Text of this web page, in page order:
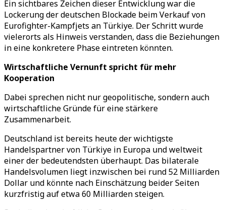
Ein sichtbares Zeichen dieser Entwicklung war die
Lockerung der deutschen Blockade beim Verkauf von
Eurofighter-Kampfjets an Türkiye. Der Schritt wurde
vielerorts als Hinweis verstanden, dass die Beziehungen
in eine konkretere Phase eintreten könnten.
Wirtschaftliche Vernunft spricht für mehr
Kooperation
Dabei sprechen nicht nur geopolitische, sondern auch
wirtschaftliche Gründe für eine stärkere
Zusammenarbeit.
Deutschland ist bereits heute der wichtigste
Handelspartner von Türkiye in Europa und weltweit
einer der bedeutendsten überhaupt. Das bilaterale
Handelsvolumen liegt inzwischen bei rund 52 Milliarden
Dollar und könnte nach Einschätzung beider Seiten
kurzfristig auf etwa 60 Milliarden steigen.